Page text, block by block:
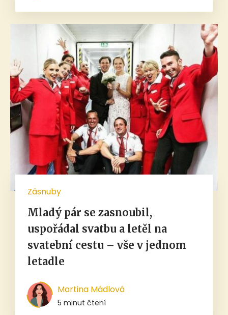
Zásnuby
Mladý pár se zasnoubil,
uspořádal svatbu a letěl na
svatební cestu – vše v jednom
letadle
Martina Mádlová
5 minut čtení